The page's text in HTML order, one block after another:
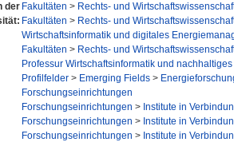
der Fakultäten > Rechts- und
Fakultäten > Rechts- und
Wirtschaftsinformatik und digitales
Fakultäten > Rechts- und
Professur Wirtschaftsinformatik und
Profilfelder > Emerging Fields >
Forschungseinrichtungen
Forschungseinrichtungen > Institute in
Forschungseinrichtungen > Institute in
Forschungseinrichtungen > Institute in